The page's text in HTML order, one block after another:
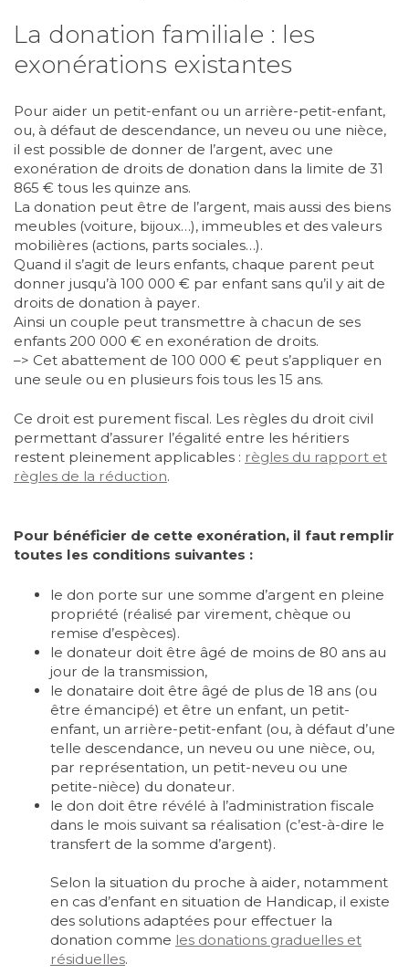
La donation familiale : les
exonérations existantes
Pour aider un petit-enfant ou un arrière-petit-enfant,
ou, à défaut de descendance, un neveu ou une nièce,
il est possible de donner de l’argent, avec une
exonération de droits de donation dans la limite de 31
865 € tous les quinze ans.
La donation peut être de l’argent, mais aussi des biens
meubles (voiture, bijoux…), immeubles et des valeurs
mobilières (actions, parts sociales…).
Quand il s’agit de leurs enfants, chaque parent peut
donner jusqu’à 100 000 € par enfant sans qu’il y ait de
droits de donation à payer.
Ainsi un couple peut transmettre à chacun de ses
enfants 200 000 € en exonération de droits.
–> Cet abattement de 100 000 € peut s’appliquer en
une seule ou en plusieurs fois tous les 15 ans.
Ce droit est purement fiscal. Les règles du droit civil
permettant d’assurer l’égalité entre les héritiers
restent pleinement applicables : règles du rapport et
règles de la réduction.
Pour bénéficier de cette exonération, il faut remplir
toutes les conditions suivantes :
le don porte sur une somme d’argent en pleine
propriété (réalisé par virement, chèque ou
remise d’espèces).
le donateur doit être âgé de moins de 80 ans au
jour de la transmission,
le donataire doit être âgé de plus de 18 ans (ou
être émancipé) et être un enfant, un petit-
enfant, un arrière-petit-enfant (ou, à défaut d’une
telle descendance, un neveu ou une nièce, ou,
par représentation, un petit-neveu ou une
petite-nièce) du donateur.
le don doit être révélé à l’administration fiscale
dans le mois suivant sa réalisation (c’est-à-dire le
transfert de la somme d’argent).
Selon la situation du proche à aider, notamment
en cas d’enfant en situation de Handicap, il existe
des solutions adaptées pour effectuer la
donation comme les donations graduelles et
résiduelles.